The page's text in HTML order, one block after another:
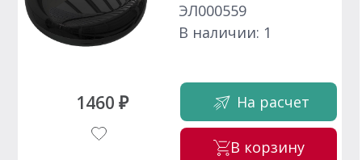
1460 ₽
ЭЛ000559
В наличии: 1
На расчет
В корзину